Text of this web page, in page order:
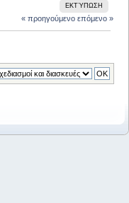
ΕΚΤΎΠΩΣΗ
« προηγούμενο επόμενο »